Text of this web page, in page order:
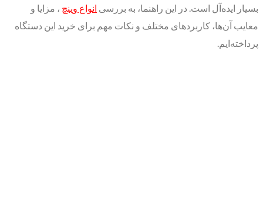
بسیار ایده‌آل است. در این راهنما، به بررسی انواع وینچ ، مزایا و
معایب آن‌ها، کاربردهای مختلف و نکات مهم برای خرید این دستگاه
پرداخته‌ایم.